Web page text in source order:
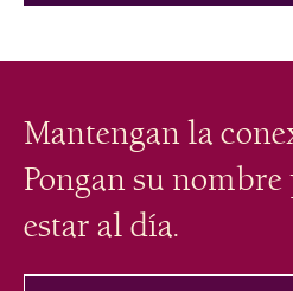
Mantengan la
Pongan su nombre
estar al día.